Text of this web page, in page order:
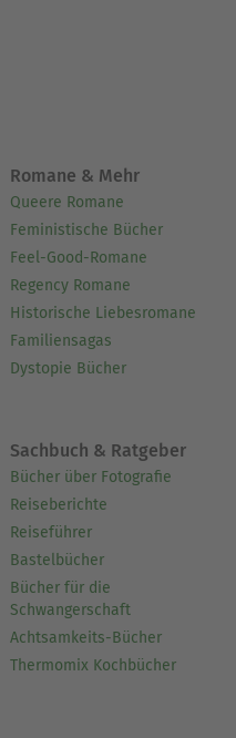
Romane & Mehr
Queere Romane
Feministische Bücher
Feel-Good-Romane
Regency Romane
Historische Liebesromane
Familiensagas
Dystopie Bücher
Sachbuch & Ratgeber
Bücher über Fotografie
Reiseberichte
Reiseführer
Bastelbücher
Bücher für die
Schwangerschaft
Achtsamkeits-Bücher
Thermomix Kochbücher